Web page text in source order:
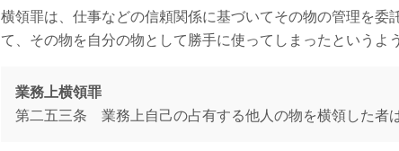
横領罪は、仕事などの信頼関係に基づいてその物の管理を委
て、その物を自分の物として勝手に使ってしまったというよ
業務上横領罪
第二五三条 業務上自己の占有する他人の物を横領した者